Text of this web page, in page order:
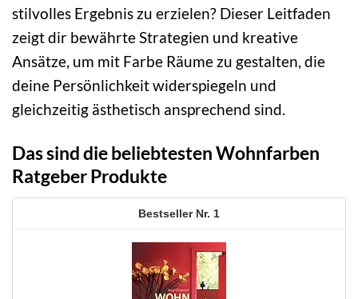
stilvolles Ergebnis zu erzielen? Dieser Leitfaden
zeigt dir bewährte Strategien und kreative
Ansätze, um mit Farbe Räume zu gestalten, die
deine Persönlichkeit widerspiegeln und
gleichzeitig ästhetisch ansprechend sind.
Das sind die beliebtesten Wohnfarben
Ratgeber Produkte
1